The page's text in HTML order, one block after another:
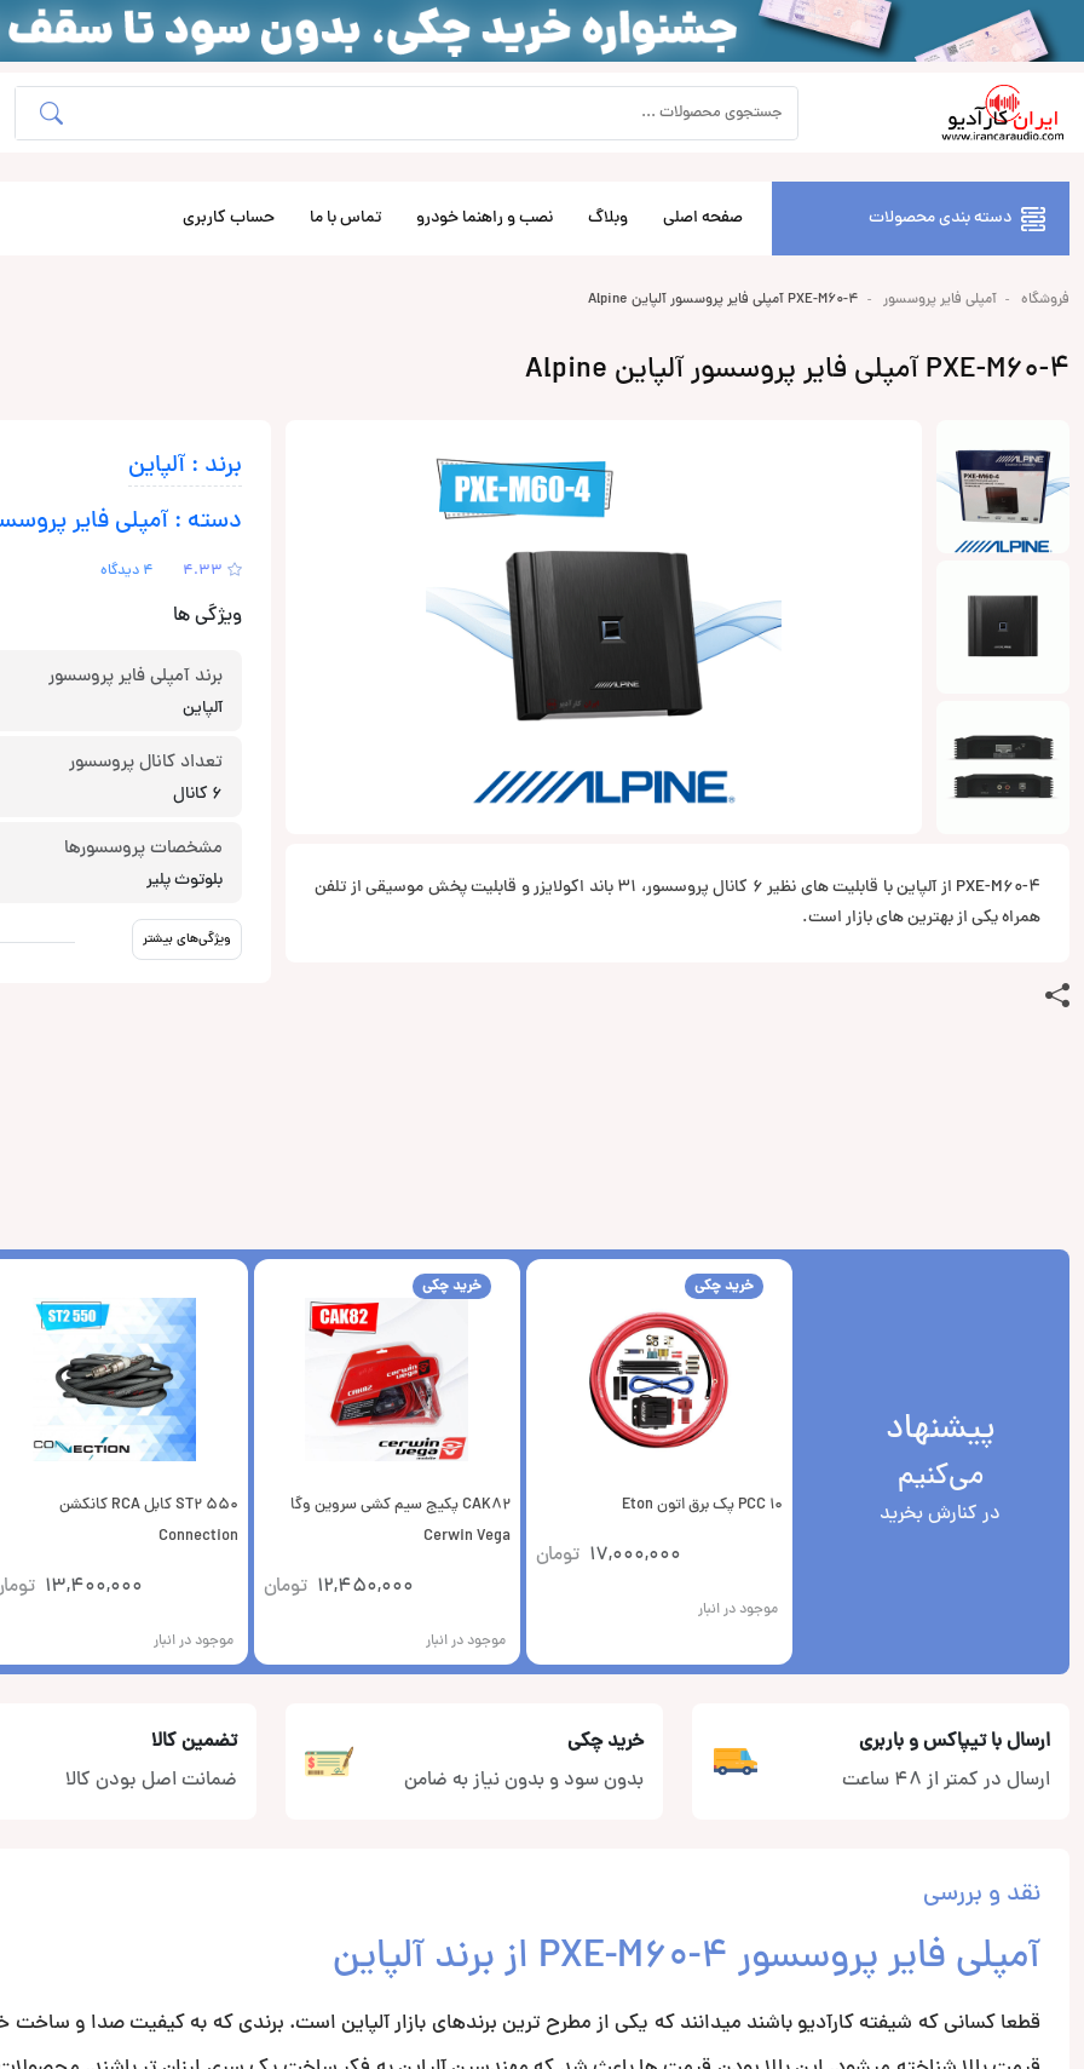
دسته بندی محصولات صفحه اصلی وبلاگ نصب و راهنما خودرو تماس با ما حساب کاربری
فروشگاه آمپلی فایر پروسسور PXE-M60-4 آمپلی فایر پروسسور آلپاین Alpine
PXE-M60-4 آمپلی فایر پروسسور آلپاین Alpine
PXE-M60-4 از آلپاین با قابلیت های نظیر 6 کانال پروسسور، 31 باند اکولایزر و قابلیت پخش موسیقی از تلفن
همراه یکی از بهترین های بازار است.
برند : آلپاین
دسته : آمپلی فایر
4.33 4 دیدگاه
ویژگی ها
برند آمپلی فایر پروسسور
آلپاین
تعداد کانال‌ پروسسور
6 کانال
مشخصات پروسسورها
بلوتوث پلیر
ویژگی‌های بیشتر
پیشنهاد
می‌کنیم
در کنارش بخرید
خرید چکی
PCC 10 پک برق اتون Eton
17,000,000 تومان
موجود در انبار
خرید چکی
CAK82 پکیج سیم کشی سروین وگا
Cerwin Vega
12,450,000 تومان
موجود در انبار
ST2 550 کابل RCA کانکشن
Connection
13,400,000
موجود در انبار
ارسال با تیپاکس و باربری
ارسال در کمتر از 48 ساعت
خرید چکی
بدون سود و بدون نیاز به ضامن
تضمین کالا
ضمانت اصل بودن کالا
نقد و بررسی
آمپلی فایر پروسسور PXE-M60-4 از برند آلپاین
قطعا کسانی که شیفته کارآدیو باشند میدانند که یکی از مطرح ترین برندهای بازار آلپاین است. برندی که به کیفیت صدا و ساخت